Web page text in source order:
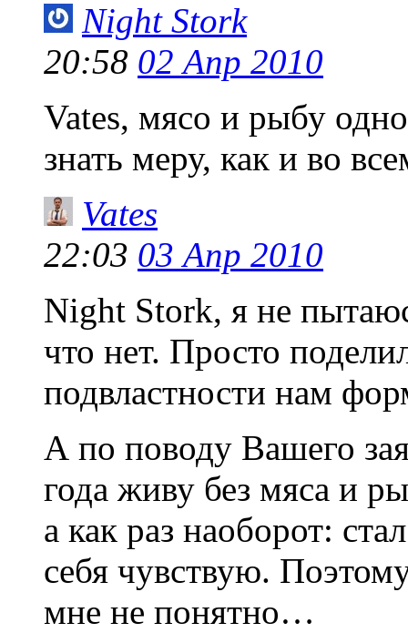
Night Stork
20:58 02 Апр 2010
Vates, мясо и рыбу
знать меру, как и во
Vates
22:03 03 Апр 2010
Night Stork, я не
что нет. Просто
подвластности нам
А по поводу Вашего
года живу без мяса и
а как раз наоборот:
себя чувствую.
мне не понятно…